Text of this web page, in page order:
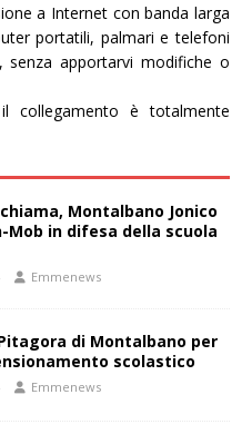
a Internet con banda larga
portatili, palmari e telefoni
senza apportarvi modifiche o
collegamento è totalmente
Montalbano Jonico
Mob in difesa della scuola
Emmenews
di Montalbano per
scolastico
Emmenews